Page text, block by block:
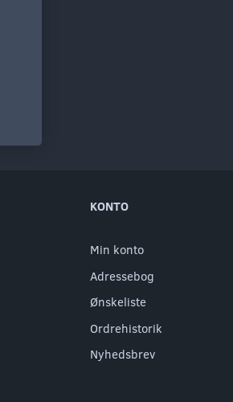
KONTO
Min konto
Adressebog
Ønskeliste
Ordrehistorik
Nyhedsbrev